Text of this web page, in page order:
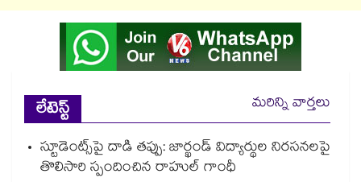
లేటెస్ట్
మరిన్ని వార్తలు
స్టూడెంట్స్‎పై దాడి తప్పు: జార్ఖండ్ విద్యార్థుల నిరసనలపై
తొలిసారి స్పందించిన రాహుల్ గాంధీ